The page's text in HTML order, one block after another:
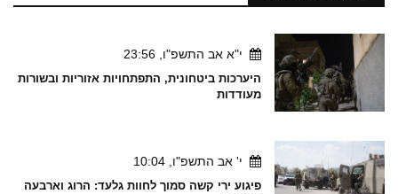
י"א אב התשפ"ו, 23:56
היערכות ביטחונית, התפתחויות אזוריות ובשורות
מעודדות
י' אב התשפ"ו, 10:04
פיגוע ירי קשה סמוך לחוות גלעד: הרוג וארבעה